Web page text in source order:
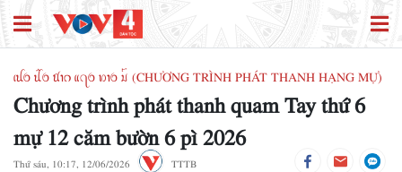
ꪹꪊꪉ ꪊꪲꪉ ꪠꪱꪒ ꪵꪖꪉ ꪭꪱꪉ ꪣꪳ (CHƯƠNG TRÌNH PHÁT THANH HẠNG MỰ)
Chương trình phát thanh quam Tay thứ 6
mự 12 căm bườn 6 pì 2026
Thứ sáu, 10:17, 12/06/2026 TTTB